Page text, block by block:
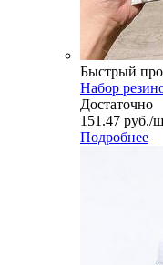
Быстрый
Набор
Достаточно
151.47 руб./
Подробнее